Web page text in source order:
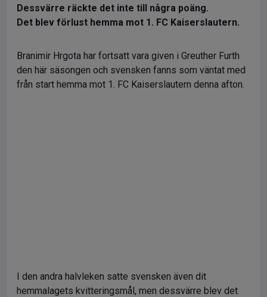
Dessvärre räckte det inte till några poäng.
Det blev förlust hemma mot 1. FC Kaiserslautern.
Branimir Hrgota har fortsatt vara given i Greuther Furth
den här säsongen och svensken fanns som väntat med
från start hemma mot 1. FC Kaiserslautern denna afton.
I den andra halvleken satte svensken även dit
hemmalagets kvitteringsmål, men dessvärre blev det